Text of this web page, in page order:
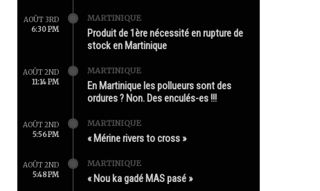
AOÛT 3RD
6:30 PM
MARTINIQUE
Produit de 1ère nécessité en rupture de
stock en Martinique
AOÛT 2ND
11:14 PM
MARTINIQUE
En Martinique les pollueurs sont des
ordures ? Non. Des enculés-es !!!
AOÛT 2ND
5:56 PM
MARTINIQUE
« Mérine rivers to cross »
AOÛT 2ND
5:48 PM
MARTINIQUE
« Nou ka gadé MAS pasé »